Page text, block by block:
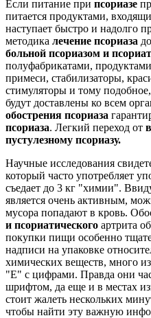
Если питание при псориазе
питается продуктами,
наступает быстро и надолго
методика лечение псориаза
больной псориазом и
полуфабрикатами,
примеси, стабилизаторы,
стимуляторы и тому
будут доставлены ко всем
обострения псориаза
псориаза. Легкий переход от
пустулезному псориазу.
Научные исследования
который часто употребляет
съедает до 3 кг "химии".
является очень активным,
мусора попадают в кровь.
и псориатического артрита
покупки пищи особенно
надписи на упаковке
химических веществ, много
"Е" с цифрами. Правда они
шрифтом, да еще и в местах
стоит жалеть нескольких
чтобы найти эту важную